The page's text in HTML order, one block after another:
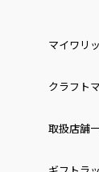
マイワリ
クラフト
取扱店舗